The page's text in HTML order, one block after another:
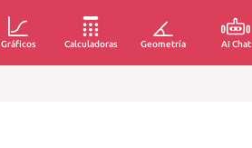
Gráficos Calculadoras Geometría AI Chat